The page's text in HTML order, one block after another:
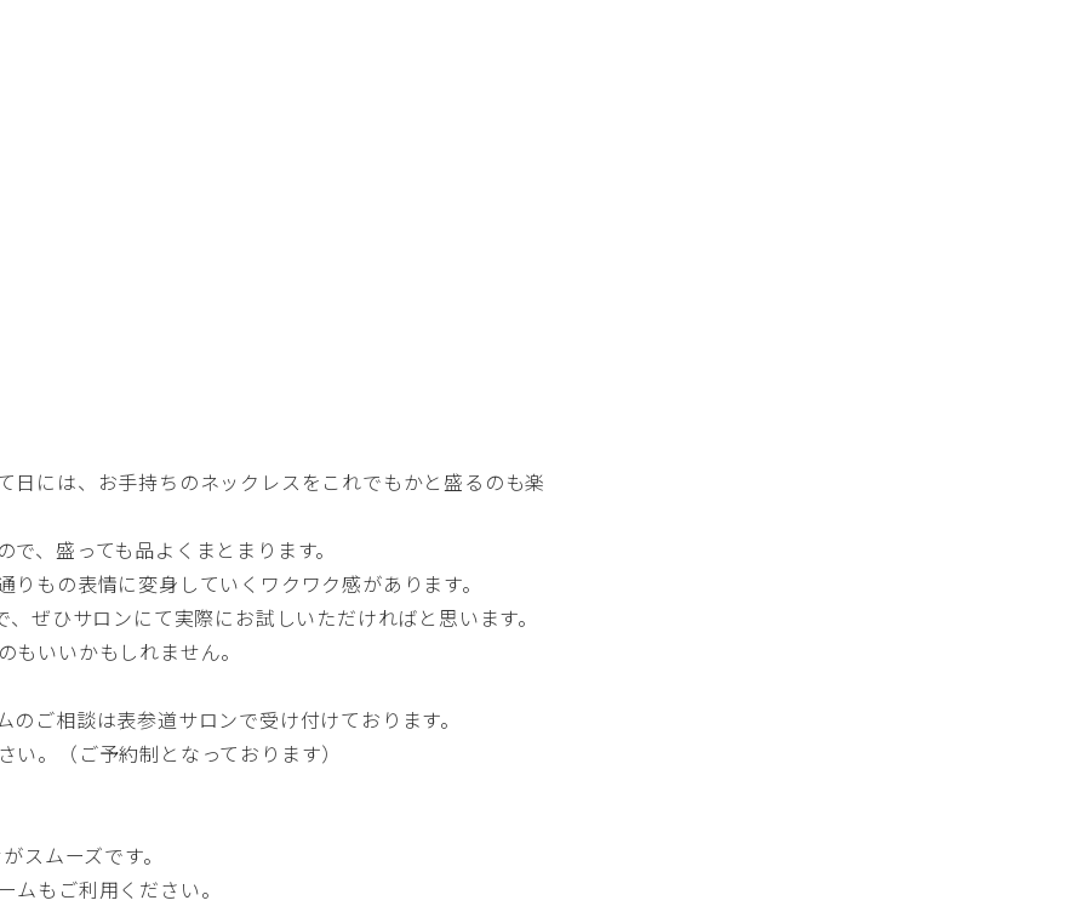
日には、お手持ちのネックレスをこれでもかと盛るのも楽
、盛っても品よくまとまります。
もの表情に変身していくワクワク感があります。
ぜひサロンにて実際にお試しいただければと思います。
いいかもしれません。
ご相談は表参道サロンで受け付けております。
。（ご予約制となっております）
スムーズです。
ムもご利用ください。